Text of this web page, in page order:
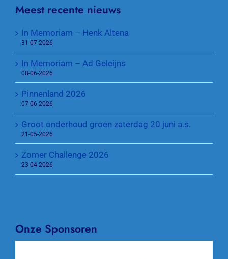
Meest recente nieuws
In Memoriam – Henk Altena
31-07-2026
In Memoriam – Ad Geleijns
08-06-2026
Pinnenland 2026
07-06-2026
Groot onderhoud groen zaterdag 20 juni a.s.
21-05-2026
Zomer Challenge 2026
23-04-2026
Onze Sponsoren